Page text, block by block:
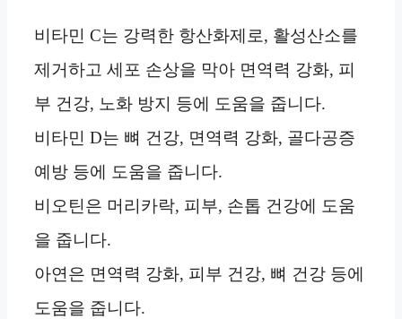
비타민 C는 강력한 항산화제로, 활성산소를
제거하고 세포 손상을 막아 면역력 강화, 피
부 건강, 노화 방지 등에 도움을 줍니다.
비타민 D는 뼈 건강, 면역력 강화, 골다공증
예방 등에 도움을 줍니다.
비오틴은 머리카락, 피부, 손톱 건강에 도움
을 줍니다.
아연은 면역력 강화, 피부 건강, 뼈 건강 등에
도움을 줍니다.